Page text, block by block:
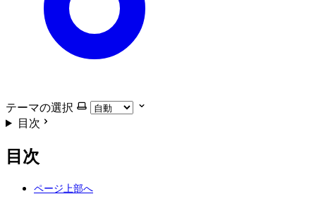
テーマの選択
目次
目次